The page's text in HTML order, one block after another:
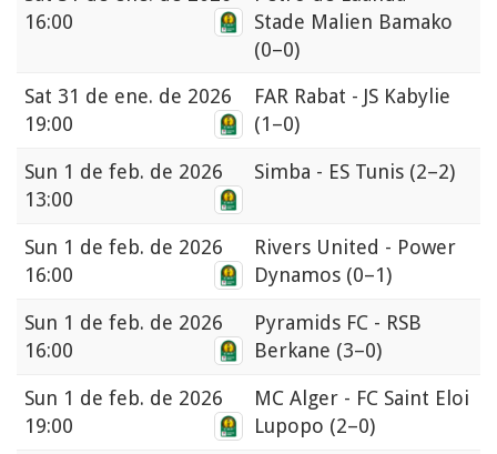
16:00
Stade Malien Bamako
(0–0)
Sat 31 de ene. de 2026
19:00
FAR Rabat - JS Kabylie
(1–0)
Sun 1 de feb. de 2026
13:00
Simba - ES Tunis (2–2)
Sun 1 de feb. de 2026
16:00
Rivers United - Power
Dynamos (0–1)
Sun 1 de feb. de 2026
16:00
Pyramids FC - RSB
Berkane (3–0)
Sun 1 de feb. de 2026
19:00
MC Alger - FC Saint Eloi
Lupopo (2–0)